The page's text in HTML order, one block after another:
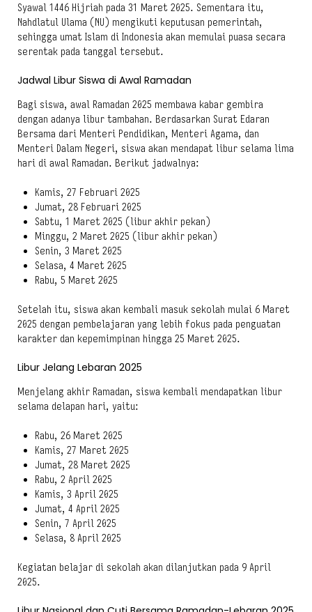
Syawal 1446 Hijriah pada 31 Maret 2025. Sementara itu,
Nahdlatul Ulama (NU) mengikuti keputusan pemerintah,
sehingga umat Islam di Indonesia akan memulai puasa secara
serentak pada tanggal tersebut.
Jadwal Libur Siswa di Awal Ramadan
Bagi siswa, awal Ramadan 2025 membawa kabar gembira
dengan adanya libur tambahan. Berdasarkan Surat Edaran
Bersama dari Menteri Pendidikan, Menteri Agama, dan
Menteri Dalam Negeri, siswa akan mendapat libur selama lima
hari di awal Ramadan. Berikut jadwalnya:
Kamis, 27 Februari 2025
Jumat, 28 Februari 2025
Sabtu, 1 Maret 2025 (libur akhir pekan)
Minggu, 2 Maret 2025 (libur akhir pekan)
Senin, 3 Maret 2025
Selasa, 4 Maret 2025
Rabu, 5 Maret 2025
Setelah itu, siswa akan kembali masuk sekolah mulai 6 Maret
2025 dengan pembelajaran yang lebih fokus pada penguatan
karakter dan kepemimpinan hingga 25 Maret 2025.
Libur Jelang Lebaran 2025
Menjelang akhir Ramadan, siswa kembali mendapatkan libur
selama delapan hari, yaitu:
Rabu, 26 Maret 2025
Kamis, 27 Maret 2025
Jumat, 28 Maret 2025
Rabu, 2 April 2025
Kamis, 3 April 2025
Jumat, 4 April 2025
Senin, 7 April 2025
Selasa, 8 April 2025
Kegiatan belajar di sekolah akan dilanjutkan pada 9 April
2025.